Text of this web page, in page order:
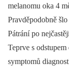
melanomu oka 4
Pravděpodobně
Pátrání po
Teprve s
symptomů